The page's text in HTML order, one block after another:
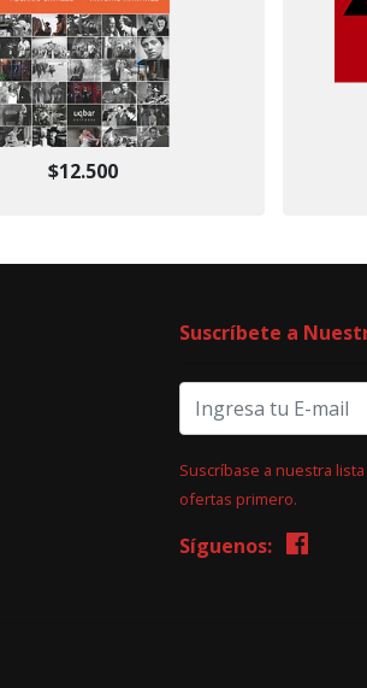
$12.500
Suscríbete a
Suscríbase a nuestra
ofertas primero.
Síguenos: